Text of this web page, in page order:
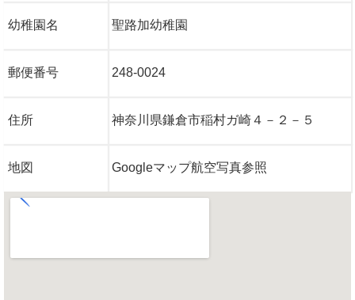
幼稚園名 聖路加幼稚園
郵便番号 248-0024
住所 神奈川県鎌倉市稲村ガ崎４－２－５
地図 Googleマップ航空写真参照